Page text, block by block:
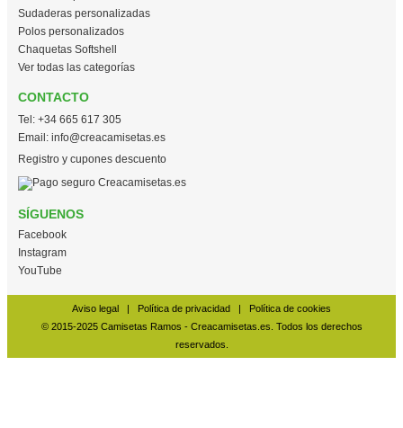
Sudaderas personalizadas
Polos personalizados
Chaquetas Softshell
Ver todas las categorías
CONTACTO
Tel: +34 665 617 305
Email: info@creacamisetas.es
Registro y cupones descuento
SÍGUENOS
Facebook
Instagram
YouTube
Aviso legal Política de privacidad
Política de cookies
© 2015-2025 Camisetas Ramos - Creacamisetas.es. Todos los derechos
reservados.